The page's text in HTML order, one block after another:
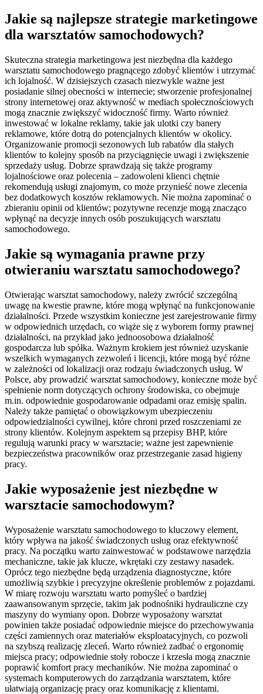
Jakie są najlepsze strategie marketingowe
dla warsztatów samochodowych?
Skuteczna strategia marketingowa jest niezbędna dla każdego
warsztatu samochodowego pragnącego zdobyć klientów i utrzymać
ich lojalność. W dzisiejszych czasach niezwykle ważne jest
posiadanie silnej obecności w internecie; stworzenie profesjonalnej
strony internetowej oraz aktywność w mediach społecznościowych
mogą znacznie zwiększyć widoczność firmy. Warto również
inwestować w lokalne reklamy, takie jak ulotki czy banery
reklamowe, które dotrą do potencjalnych klientów w okolicy.
Organizowanie promocji sezonowych lub rabatów dla stałych
klientów to kolejny sposób na przyciągnięcie uwagi i zwiększenie
sprzedaży usług. Dobrze sprawdzają się także programy
lojalnościowe oraz polecenia – zadowoleni klienci chętnie
rekomendują usługi znajomym, co może przynieść nowe zlecenia
bez dodatkowych kosztów reklamowych. Nie można zapominać o
zbieraniu opinii od klientów; pozytywne recenzje mogą znacząco
wpłynąć na decyzje innych osób poszukujących warsztatu
samochodowego.
Jakie są wymagania prawne przy
otwieraniu warsztatu samochodowego?
Otwierając warsztat samochodowy, należy zwrócić szczególną
uwagę na kwestie prawne, które mogą wpłynąć na funkcjonowanie
działalności. Przede wszystkim konieczne jest zarejestrowanie firmy
w odpowiednich urzędach, co wiąże się z wyborem formy prawnej
działalności, na przykład jako jednoosobowa działalność
gospodarcza lub spółka. Ważnym krokiem jest również uzyskanie
wszelkich wymaganych zezwoleń i licencji, które mogą być różne
w zależności od lokalizacji oraz rodzaju świadczonych usług. W
Polsce, aby prowadzić warsztat samochodowy, konieczne może być
spełnienie norm dotyczących ochrony środowiska, co obejmuje
m.in. odpowiednie gospodarowanie odpadami oraz emisję spalin.
Należy także pamiętać o obowiązkowym ubezpieczeniu
odpowiedzialności cywilnej, które chroni przed roszczeniami ze
strony klientów. Kolejnym aspektem są przepisy BHP, które
regulują warunki pracy w warsztacie; ważne jest zapewnienie
bezpieczeństwa pracowników oraz przestrzeganie zasad higieny
pracy.
Jakie wyposażenie jest niezbędne w
warsztacie samochodowym?
Wyposażenie warsztatu samochodowego to kluczowy element,
który wpływa na jakość świadczonych usług oraz efektywność
pracy. Na początku warto zainwestować w podstawowe narzędzia
mechaniczne, takie jak klucze, wkrętaki czy zestawy nasadek.
Oprócz tego niezbędne będą urządzenia diagnostyczne, które
umożliwią szybkie i precyzyjne określenie problemów z pojazdami.
W miarę rozwoju warsztatu warto pomyśleć o bardziej
zaawansowanym sprzęcie, takim jak podnośniki hydrauliczne czy
maszyny do wymiany opon. Dobrze wyposażony warsztat
powinien także posiadać odpowiednie miejsce do przechowywania
części zamiennych oraz materiałów eksploatacyjnych, co pozwoli
na szybszą realizację zleceń. Warto również zadbać o ergonomię
miejsca pracy; odpowiednie stoły robocze i krzesła mogą znacznie
poprawić komfort pracy mechaników. Nie można zapominać o
systemach komputerowych do zarządzania warsztatem, które
ułatwiają organizację pracy oraz komunikację z klientami.